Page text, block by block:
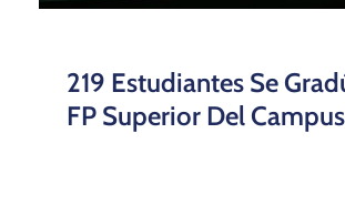
219 Estudiantes Se
FP Superior Del